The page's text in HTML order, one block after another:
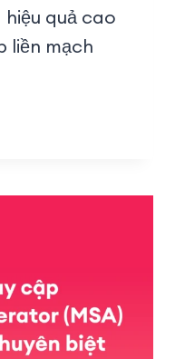
quả cao
liền mạch